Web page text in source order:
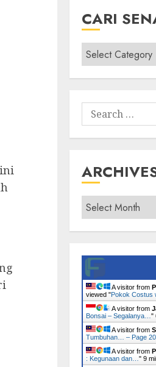
CARI
Cari
Senarai
Tumbuhan
Search
for:
Archives
A visitor from
viewed "Pokok Costus
A visitor from
Bonsai – Segalanya… "
A visitor from
Tumbuhan… – Page 20
A visitor from
: Kegunaan dan… " 9